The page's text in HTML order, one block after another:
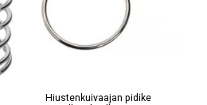
Hiustenkuivaajan pidike